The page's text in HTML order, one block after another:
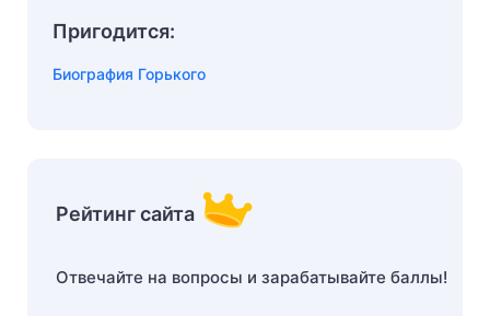
Пригодится:
Биография Горького
Рейтинг сайта
Отвечайте на вопросы и зарабатывайте баллы!